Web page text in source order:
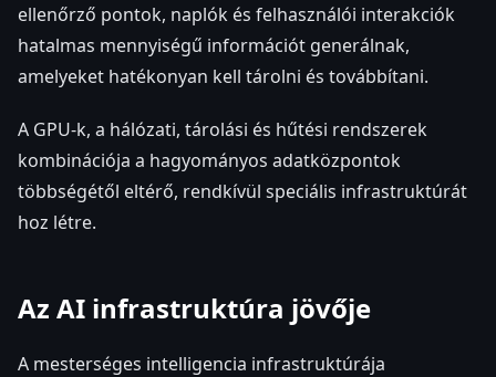
ellenőrző pontok, naplók és felhasználói interakciók
hatalmas mennyiségű információt generálnak,
amelyeket hatékonyan kell tárolni és továbbítani.
A GPU-k, a hálózati, tárolási és hűtési rendszerek
kombinációja a hagyományos adatközpontok
többségétől eltérő, rendkívül speciális infrastruktúrát
hoz létre.
Az AI infrastruktúra jövője
A mesterséges intelligencia infrastruktúrája